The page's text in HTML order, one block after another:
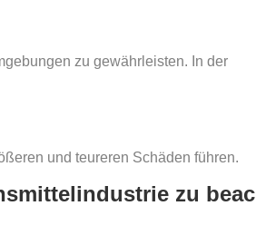
zu gewährleisten. In der
und teureren Schäden führen.
zu